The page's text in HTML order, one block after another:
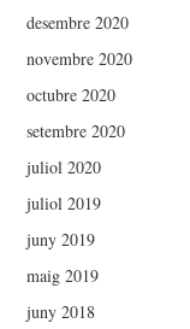
desembre 2020
novembre 2020
octubre 2020
setembre 2020
juliol 2020
juliol 2019
juny 2019
maig 2019
juny 2018